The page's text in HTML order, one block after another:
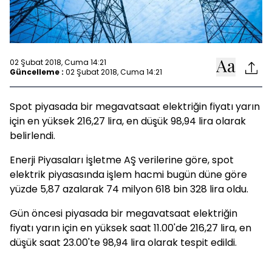
02 Şubat 2018, Cuma 14:21
Güncelleme : 02 Şubat 2018, Cuma 14:21
Spot piyasada bir megavatsaat elektriğin fiyatı yarın
için en yüksek 216,27 lira, en düşük 98,94 lira olarak
belirlendi.
Enerji Piyasaları İşletme AŞ verilerine göre, spot
elektrik piyasasında işlem hacmi bugün düne göre
yüzde 5,87 azalarak 74 milyon 618 bin 328 lira oldu.
Gün öncesi piyasada bir megavatsaat elektriğin
fiyatı yarın için en yüksek saat 11.00'de 216,27 lira, en
düşük saat 23.00'te 98,94 lira olarak tespit edildi.